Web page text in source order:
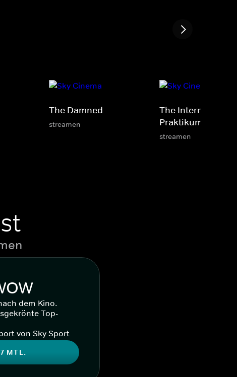
The Damned
streamen
The Internship -
Praktikum im
streamen
dem Kino.
Top-
von Sky Sport
MTL.